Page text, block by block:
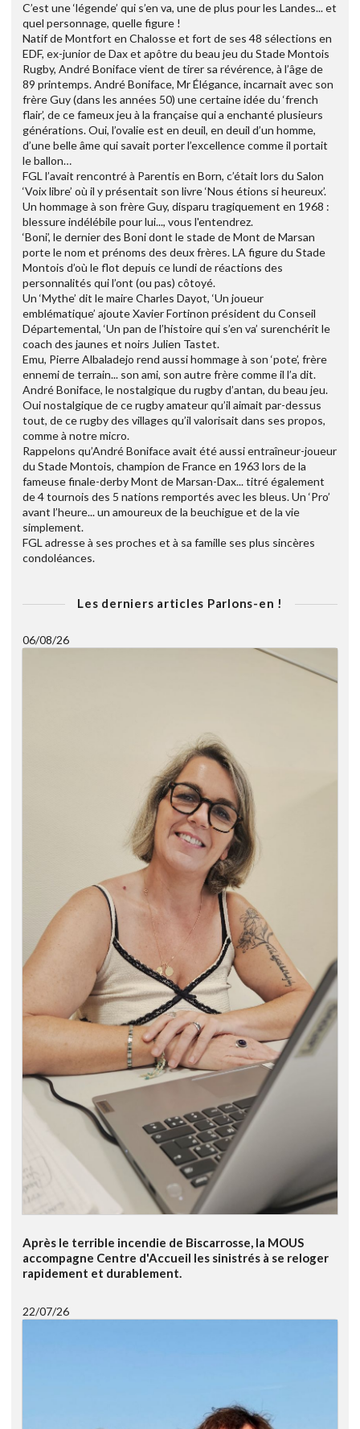
C’est une ‘légende’ qui s’en va, une de plus pour les Landes... et
quel personnage, quelle figure !
Natif de Montfort en Chalosse et fort de ses 48 sélections en
EDF, ex-junior de Dax et apôtre du beau jeu du Stade Montois
Rugby, André Boniface vient de tirer sa révérence, à l’âge de
89 printemps. André Boniface, Mr Élégance, incarnait avec son
frère Guy (dans les années 50) une certaine idée du ‘french
flair’, de ce fameux jeu à la française qui a enchanté plusieurs
générations. Oui, l’ovalie est en deuil, en deuil d’un homme,
d’une belle âme qui savait porter l’excellence comme il portait
le ballon…
FGL l’avait rencontré à Parentis en Born, c’était lors du Salon
‘Voix libre’ où il y présentait son livre ‘Nous étions si heureux’.
Un hommage à son frère Guy, disparu tragiquement en 1968 :
blessure indélébile pour lui..., vous l'entendrez.
‘Boni’, le dernier des Boni dont le stade de Mont de Marsan
porte le nom et prénoms des deux frères. LA figure du Stade
Montois d’où le flot depuis ce lundi de réactions des
personnalités qui l’ont (ou pas) côtoyé.
Un ‘Mythe’ dit le maire Charles Dayot, ‘Un joueur
emblématique’ ajoute Xavier Fortinon président du Conseil
Départemental, ‘Un pan de l’histoire qui s’en va’ surenchérit le
coach des jaunes et noirs Julien Tastet.
Emu, Pierre Albaladejo rend aussi hommage à son ‘pote’, frère
ennemi de terrain... son ami, son autre frère comme il l’a dit.
André Boniface, le nostalgique du rugby d’antan, du beau jeu.
Oui nostalgique de ce rugby amateur qu’il aimait par-dessus
tout, de ce rugby des villages qu’il valorisait dans ses propos,
comme à notre micro.
Rappelons qu’André Boniface avait été aussi entraîneur-joueur
du Stade Montois, champion de France en 1963 lors de la
fameuse finale-derby Mont de Marsan-Dax... titré également
de 4 tournois des 5 nations remportés avec les bleus. Un ‘Pro’
avant l’heure... un amoureux de la beuchigue et de la vie
simplement.
FGL adresse à ses proches et à sa famille ses plus sincères
condoléances.
Les derniers articles Parlons-en !
06/08/26
Après le terrible incendie de Biscarrosse, la MOUS
accompagne Centre d'Accueil les sinistrés à se reloger
rapidement et durablement.
22/07/26